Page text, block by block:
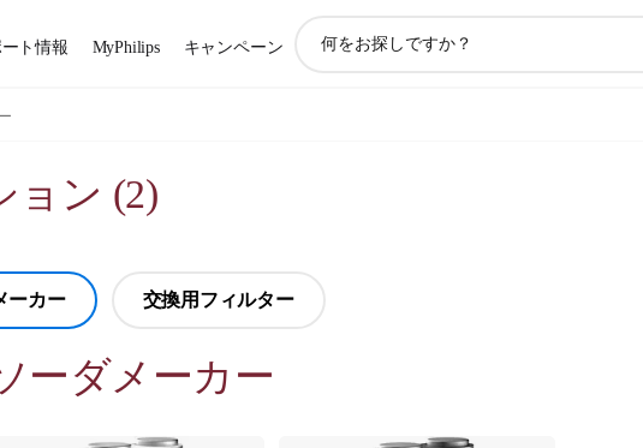
ト情報 MyPhilips キャンペーン
ョン (2)
ーカー 交換用フィルター
ーダメーカー